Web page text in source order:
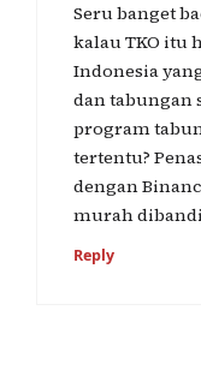
Seru banget
kalau TKO itu
Indonesia
dan tabungan
program
tertentu?
dengan
murah
Reply